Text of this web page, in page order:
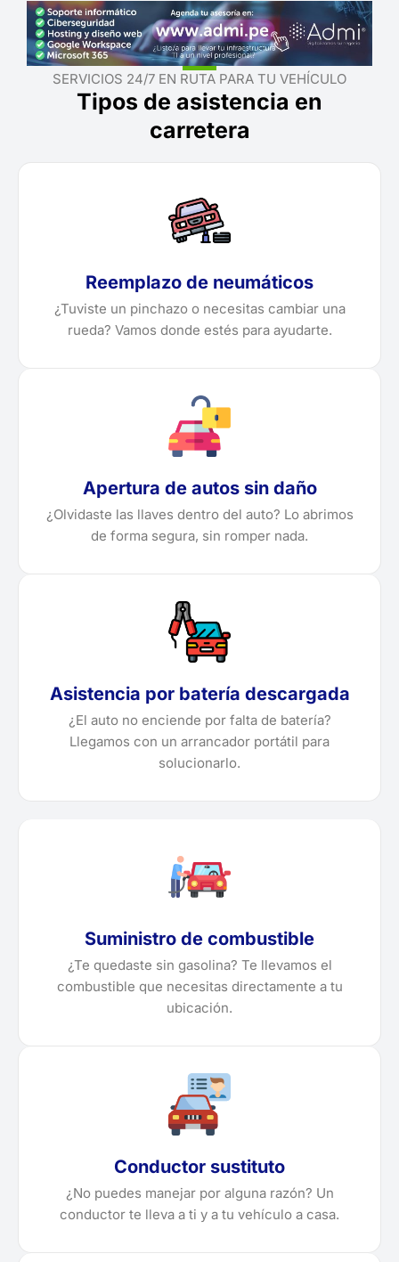
SERVICIOS 24/7 EN RUTA PARA TU VEHÍCULO
Tipos de asistencia en
carretera
Reemplazo de neumáticos
¿Tuviste un pinchazo o necesitas cambiar una
rueda? Vamos donde estés para ayudarte.
Apertura de autos sin daño
¿Olvidaste las llaves dentro del auto? Lo abrimos
de forma segura, sin romper nada.
Asistencia por batería descargada
¿El auto no enciende por falta de batería?
Llegamos con un arrancador portátil para
solucionarlo.
Suministro de combustible
¿Te quedaste sin gasolina? Te llevamos el
combustible que necesitas directamente a tu
ubicación.
Conductor sustituto
¿No puedes manejar por alguna razón? Un
conductor te lleva a ti y a tu vehículo a casa.